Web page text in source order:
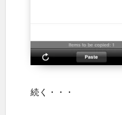
続く・・・